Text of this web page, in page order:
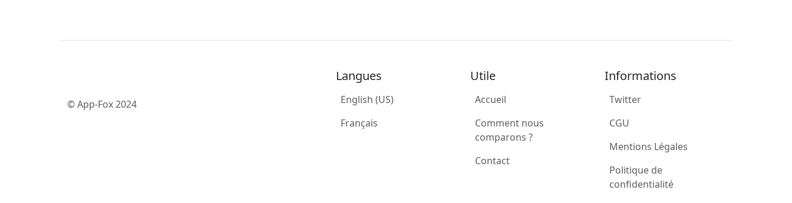
© App-Fox 2024
Langues
English (US)
Français
Utile
Accueil
Comment nous
comparons ?
Contact
Informations
Twitter
CGU
Mentions Légales
Politique de
confidentialité